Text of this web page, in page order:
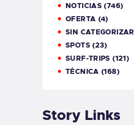
NOTICIAS (746)
OFERTA (4)
SIN CATEGORIZAR
SPOTS(23)
SURF-TRIPS (121)
TÉCNICA (168)
Story Links